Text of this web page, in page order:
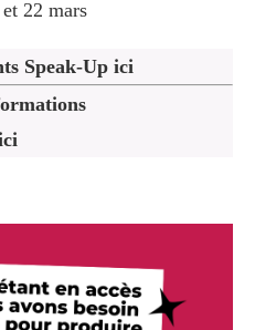
22 mars
Speak-Up ici